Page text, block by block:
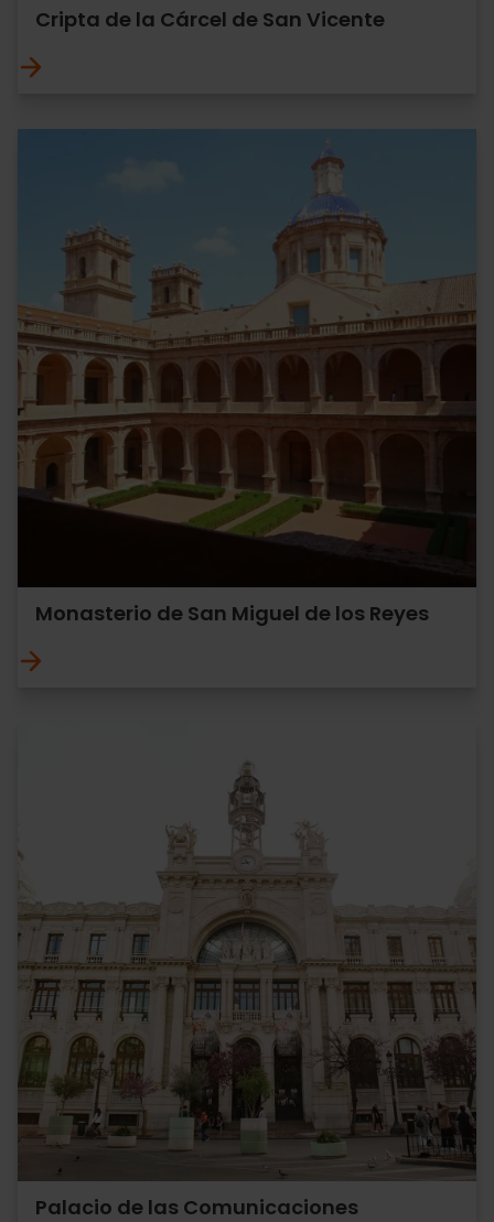
Cripta de la Cárcel de San Vicente
Monasterio de San Miguel de los Reyes
Palacio de las Comunicaciones